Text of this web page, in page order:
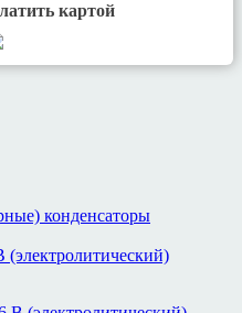
картой
конденсаторы